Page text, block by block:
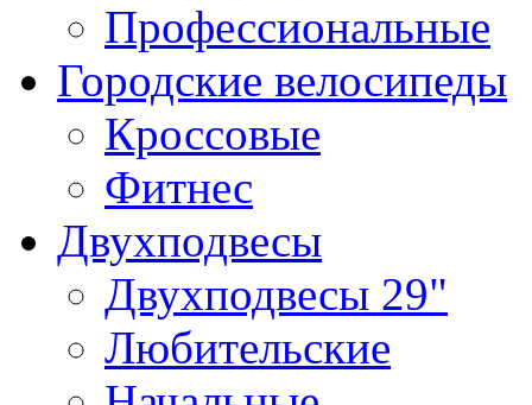
Профессиональные
Городские велосипеды
Кроссовые
Фитнес
Двухподвесы
Двухподвесы 29"
Любительские